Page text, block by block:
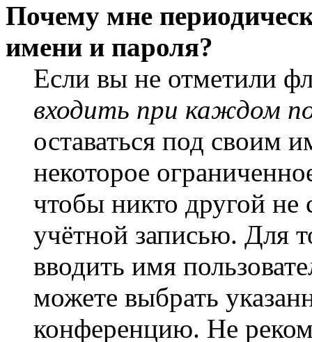
Почему мне
имени и пароля?
Если вы не отметили
входить при каждом
оставаться под своим
некоторое
чтобы никто другой не
учётной записью. Для
вводить имя
можете выбрать
конференцию. Не